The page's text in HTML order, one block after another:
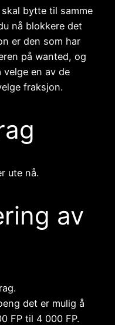
bytte til samme
nå blokkere det
er den som har
på wanted, og
en av de
fraksjon.
ute nå.
av
det er mulig å
FP til 4 000 FP.